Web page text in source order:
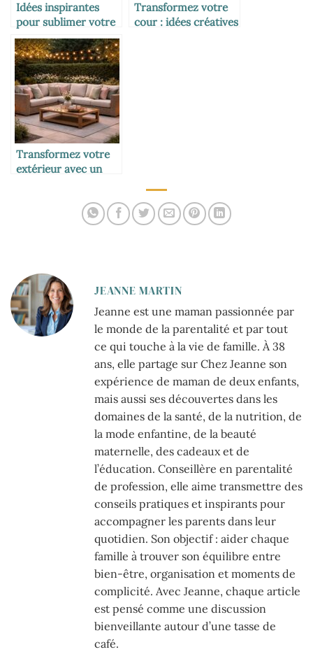
Idées inspirantes
pour sublimer votre
terrasse extérieure
Transformez votre
cour : idées créatives
Transformez votre
extérieur avec un
JEANNE MARTIN
Jeanne est une maman passionnée par
le monde de la parentalité et par tout
ce qui touche à la vie de famille. À 38
ans, elle partage sur Chez Jeanne son
expérience de maman de deux enfants,
mais aussi ses découvertes dans les
domaines de la santé, de la nutrition, de
la mode enfantine, de la beauté
maternelle, des cadeaux et de
l’éducation. Conseillère en parentalité
de profession, elle aime transmettre des
conseils pratiques et inspirants pour
accompagner les parents dans leur
quotidien. Son objectif : aider chaque
famille à trouver son équilibre entre
bien-être, organisation et moments de
complicité. Avec Jeanne, chaque article
est pensé comme une discussion
bienveillante autour d’une tasse de
café.